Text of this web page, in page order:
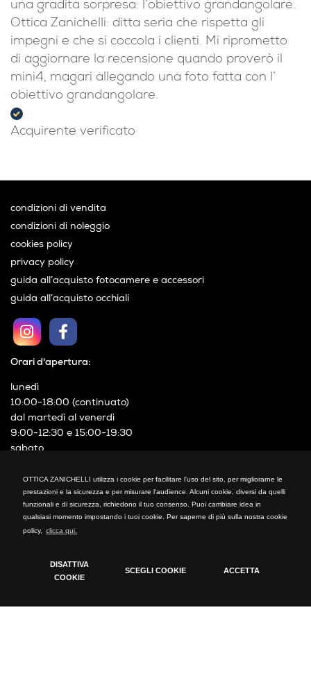
OTTICA ZANICHELLI utilizza i cookie per facilitare l'uso del sito, per migliorarne le
prestazioni e la sicurezza e per misurare l'audience. Alcuni cookie, diversi da quelli
funzionali e di sicurezza, richiedono il tuo consenso. Puoi cambiare idea in
qualsiasi momento impostando i tuoi cookie. Per saperne di più sulla nostra cookie
policy, clicca qui.
DISATTIVA
COOKIE
SCEGLI COOKIE ACCETTA
Tecnici
una gradita sorpresa: l’obiettivo grandangolare.
Ottica Zanichelli: ditta seria che rispetta gli
impegni e che si coccola i clienti. Mi riprometto
di aggiornare la recensione quando proverò il
mini4, magari allegando una foto fatta con l’
obiettivo grandangolare.
Acquirente verificato
OTTICA ZANICHELLI
Via XXIV Maggio, 21
Telefono: +39 02 66300794
fax: +39 02 66300794
Orari d'apertura:
lunedì
10:00-18:00 (continuato)
dal martedì al venerdì
9:00-12:30 e 15:00-19:30
sabato
P.IVA 03641290154
condizioni di vendita
condizioni di noleggio
cookies policy
privacy policy
guida all’acquisto fotocamere e accessori
guida all’acquisto occhiali